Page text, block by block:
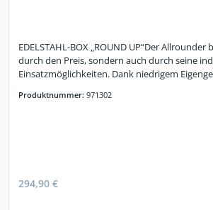
EDELSTAHL-BOX „ROUND UP“Der
durch den Preis, sondern auch durch seine
Einsatzmöglichkeiten. Dank niedrigem
beliebige Orte verschoben und platziert
Produktnummer: 971302
294,90 €